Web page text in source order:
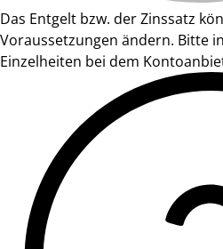
Das Entgelt bzw. der Zinssatz
Voraussetzungen ändern. Bitte
Einzelheiten bei dem